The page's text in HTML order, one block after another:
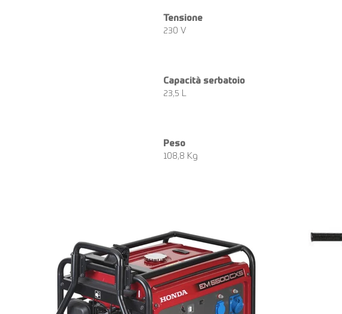
Tensione
230 V
Capacità serbatoio
23,5 L
Peso
108,8 Kg